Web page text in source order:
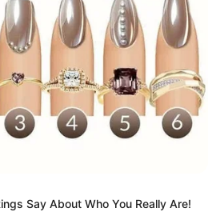
Say About Who You Really Are!